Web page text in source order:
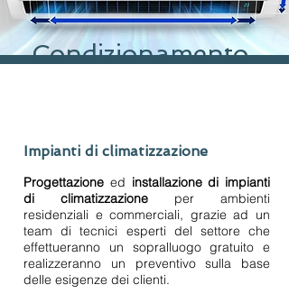
Impianti di climatizzazione
Progettazione ed installazione di impianti
di climatizzazione per ambienti
residenziali e commerciali, grazie ad un
team di tecnici esperti del settore che
effettueranno un sopralluogo gratuito e
realizzeranno un preventivo sulla base
delle esigenze dei clienti.
Condizionamento